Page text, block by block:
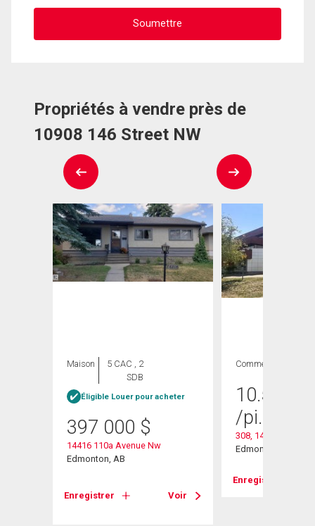
Propriétés à vendre près de
10908 146 Street NW
Maison
5 CAC , 2
SDB
Éligible Louer pour acheter
397 000 $
14416 110a Avenue Nw
Edmonton, AB
Enregistrer Voir
Commercial
10.50
/pi. ca.
308, 14925 - 111
Edmonton, AB
Enregistrer